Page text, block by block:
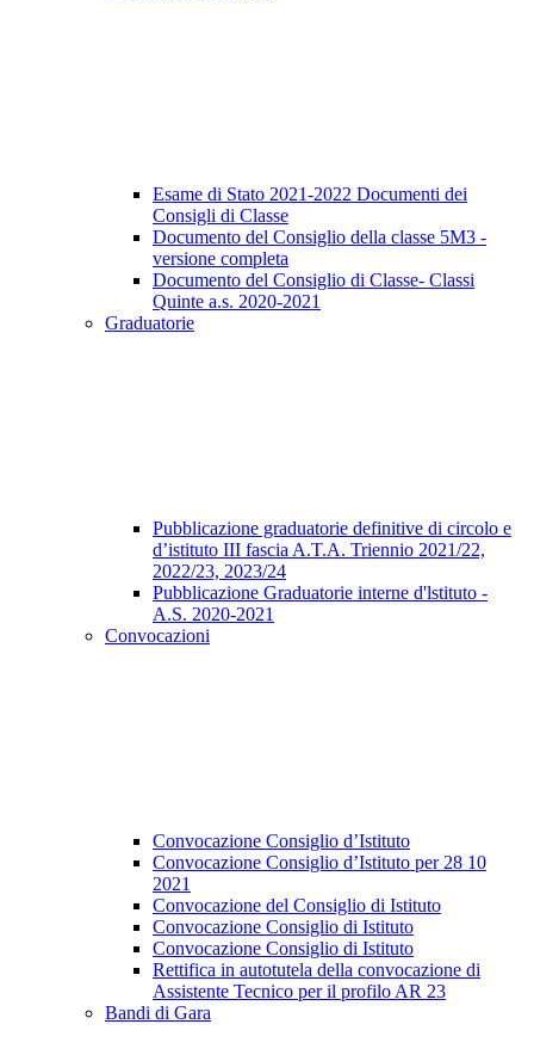
Esame di Stato 2021-2022 Documenti dei
Consigli di Classe
Documento del Consiglio della classe 5M3 -
versione completa
Documento del Consiglio di Classe- Classi
Quinte a.s. 2020-2021
Graduatorie
Pubblicazione graduatorie definitive di circolo e
d’istituto III fascia A.T.A. Triennio 2021/22,
2022/23, 2023/24
Pubblicazione Graduatorie interne d'lstituto -
A.S. 2020-2021
Convocazioni
Convocazione Consiglio d’Istituto
Convocazione Consiglio d’Istituto per 28 10
2021
Convocazione del Consiglio di Istituto
Convocazione Consiglio di Istituto
Convocazione Consiglio di Istituto
Rettifica in autotutela della convocazione di
Assistente Tecnico per il profilo AR 23
Bandi di Gara